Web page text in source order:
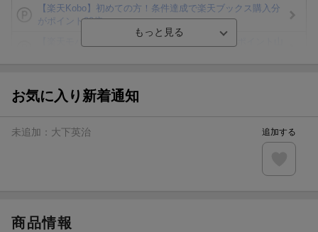
【楽天Kobo】初めての方！条件達成で楽天ブックス購入分
がポイント20倍
ト山分け
エントリー＆3,000円以上購入で無料データSIM（3GB/月プ
楽天モバイル紹介キャンペーンの拡散で300円OFFクーポン
お気に入り新着通知
未追加： 大下英治 追加する
商品情報